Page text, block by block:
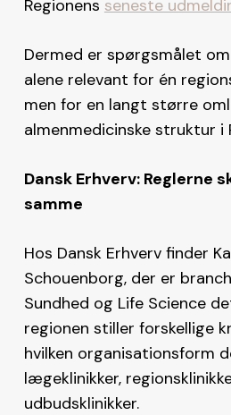
Regionens seneste
Dermed er spørgsmålet
alene relevant for én
men for en langt større
almenmedicinske struktur i
Dansk Erhverv: Reglerne
samme
Hos Dansk Erhverv finder
Schouenborg, der er
Sundhed og Life Science
regionen stiller forskellige
hvilken organisationsform
lægeklinikker,
udbudsklinikker.